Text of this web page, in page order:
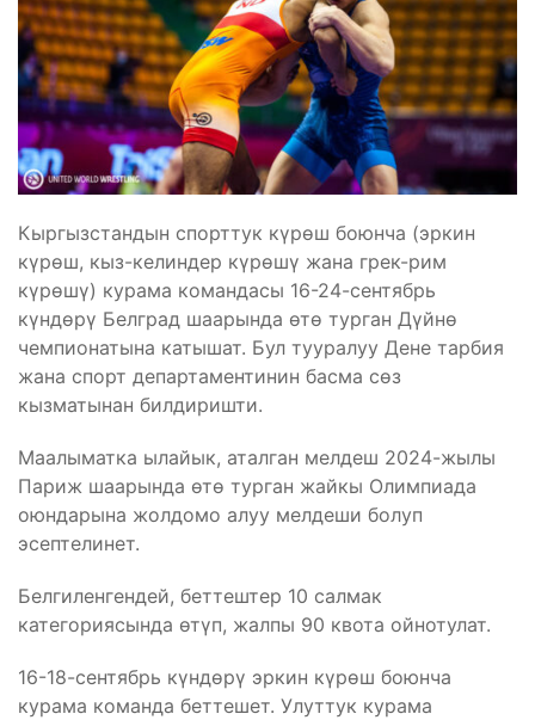
Кыргызстандын спорттук күрөш боюнча (эркин
күрөш, кыз-келиндер күрөшү жана грек-рим
күрөшү) курама командасы 16-24-сентябрь
күндөрү Белград шаарында өтө турган Дүйнө
чемпионатына катышат. Бул тууралуу Дене тарбия
жана спорт департаментинин басма сөз
кызматынан билдиришти.
Маалыматка ылайык, аталган мелдеш 2024-жылы
Париж шаарында өтө турган жайкы Олимпиада
оюндарына жолдомо алуу мелдеши болуп
эсептелинет.
Белгиленгендей, беттештер 10 салмак
категориясында өтүп, жалпы 90 квота ойнотулат.
16-18-сентябрь күндөрү эркин күрөш боюнча
курама команда беттешет. Улуттук курама